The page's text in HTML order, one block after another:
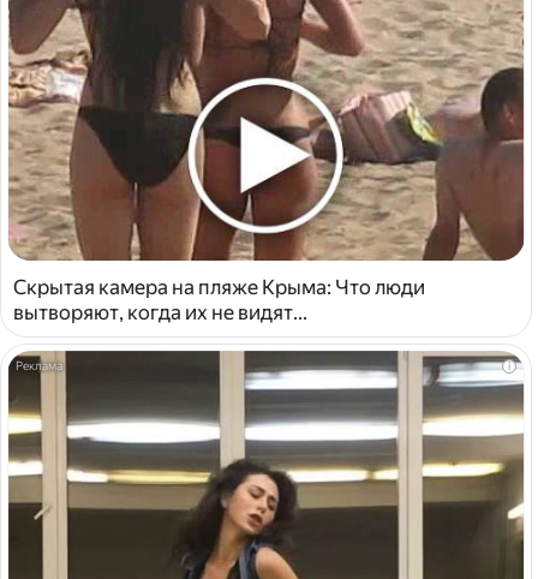
Скрытая камера на пляже Крыма: Что люди
вытворяют, когда их не видят...
i